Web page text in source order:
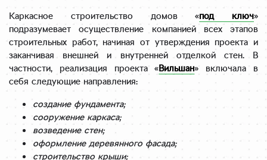
Каркасное строительство домов «под ключ»
подразумевает осуществление компанией всех этапов
строительных работ, начиная от утверждения проекта и
заканчивая внешней и внутренней отделкой стен. В
частности, реализация проекта «Вильшан» включала в
себя следующие направления:
создание фундамента;
сооружение каркаса;
возведение стен;
оформление деревянного фасада;